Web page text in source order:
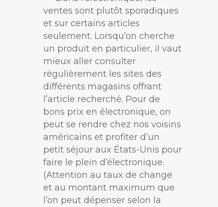
ventes sont plutôt sporadiques
et sur certains articles
seulement. Lorsqu’on cherche
un produit en particulier, il vaut
mieux aller consulter
régulièrement les sites des
différents magasins offrant
l’article recherché. Pour de
bons prix en électronique, on
peut se rendre chez nos voisins
américains et profiter d’un
petit séjour aux États-Unis pour
faire le plein d’électronique.
(Attention au taux de change
et au montant maximum que
l’on peut dépenser selon la